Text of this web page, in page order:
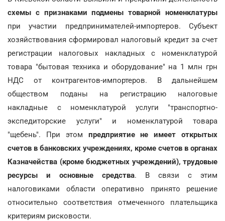
схемы с признаками подмены товарной номенклатуры
при участии предпринимателей-импортеров. Субъект
хозяйствования сформировал налоговый кредит за счет
регистрации налоговых накладных с номенклатурой
товара "бытовая техника и оборудование" на 1 млн грн
НДС от контрагентов-импортеров. В дальнейшем
обществом поданы на регистрацию налоговые
накладные с номенклатурой услуги "транспортно-
экспедиторские услуги" и номенклатурой товара
"щебень". При этом предприятие не имеет открытых
счетов в банковских учреждениях, кроме счетов в органах
Казначейства (кроме бюджетных учреждений), трудовые
ресурсы и основные средства. В связи с этим
налоговиками области оперативно принято решение
относительно соответствия отмеченного плательщика
критериям рисковости.